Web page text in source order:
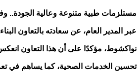
مستلزمات طبية متنوعة وعالية الجودة..
عبر المدير العام، عن سعادته بالتعاون
نواكشوط، مؤكدًا على أن هذا التعاون
تحسين الخدمات الصحية، كما يساهم في